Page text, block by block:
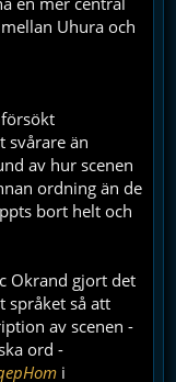
Uhura och
svårare än
av hur scenen
ordning än de
bort helt och
Okrand gjort det
språket så att
av scenen -
ord -
i